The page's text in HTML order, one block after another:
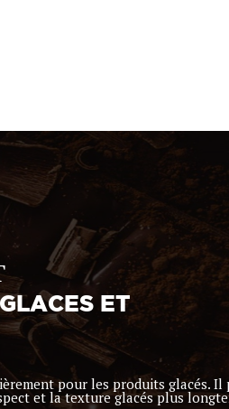
ET
pour les produits glacés. Il
et la texture glacés plus